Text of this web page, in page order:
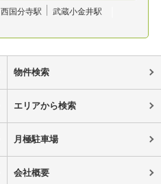
西国分寺駅 武蔵小金井駅
物件検索
エリアから検索
月極駐車場
会社概要